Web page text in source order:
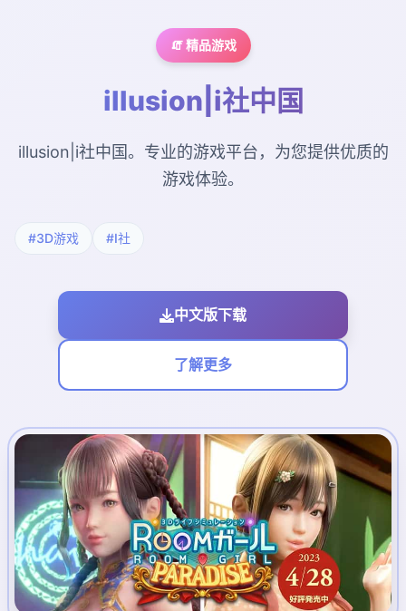
🧯 精品游戏
illusion|i社中国
illusion|i社中国。专业的游戏平台，为您提供优质的
游戏体验。
#3D游戏 #I社
中文版下载
了解更多